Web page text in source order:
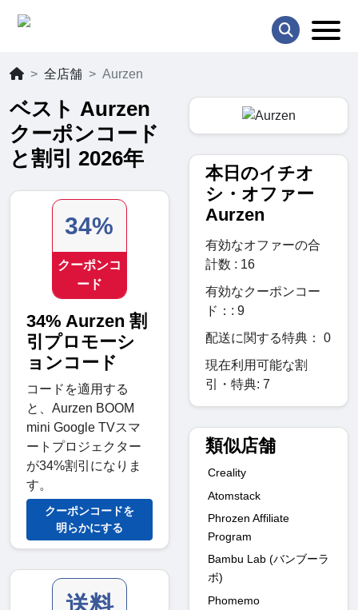
全店舗 Aurzen
ベスト Aurzen
クーポンコード
と割引 2026年
34%
クーポンコ
ード
34% Aurzen 割
引プロモーシ
ョンコード
コードを適用する
と、Aurzen BOOM
mini Google TVスマ
ートプロジェクター
が34%割引になりま
す。
クーポンコードを
明らかにする
本日のイチオ
シ・オファー
Aurzen
有効なオファーの合
計数 : 16
有効なクーポンコー
ド：: 9
配送に関する特典： 0
現在利用可能な割
引・特典: 7
類似店舗
Creality
Atomstack
Phrozen Affiliate
Program
Bambu Lab (バンブーラ
ボ)
Phomemo